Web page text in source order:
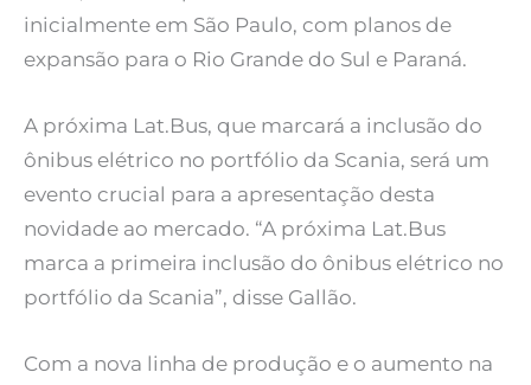
inicialmente em São Paulo, com planos de
expansão para o Rio Grande do Sul e Paraná.
A próxima Lat.Bus, que marcará a inclusão do
ônibus elétrico no portfólio da Scania, será um
evento crucial para a apresentação desta
novidade ao mercado. “A próxima Lat.Bus
marca a primeira inclusão do ônibus elétrico no
portfólio da Scania”, disse Gallão.
Com a nova linha de produção e o aumento na